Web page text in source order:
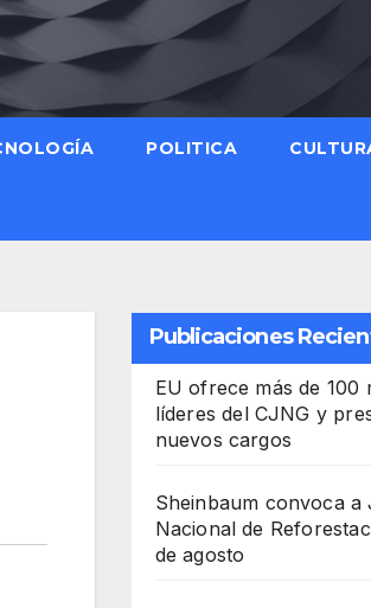
POLITICA
Publicaciones
EU ofrece más de 100
líderes del CJNG y
nuevos cargos
Sheinbaum convoca a
Nacional de
de agosto